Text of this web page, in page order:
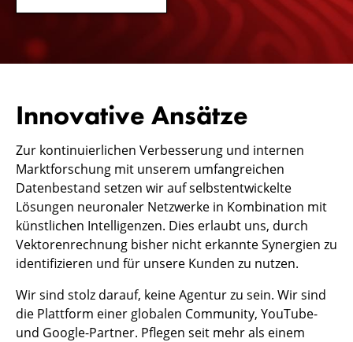
Innovative Ansätze
Zur kontinuierlichen Verbesserung und internen
Marktforschung mit unserem umfangreichen
Datenbestand setzen wir auf selbstentwickelte
Lösungen neuronaler Netzwerke in Kombination mit
künstlichen Intelligenzen. Dies erlaubt uns, durch
Vektorenrechnung bisher nicht erkannte Synergien zu
identifizieren und für unsere Kunden zu nutzen.
Wir sind stolz darauf, keine Agentur zu sein. Wir sind
die Plattform einer globalen Community, YouTube-
und Google-Partner. Pflegen seit mehr als einem